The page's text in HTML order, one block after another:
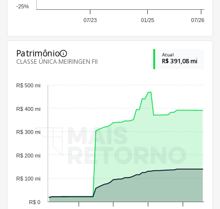
07/23 01/25 07/26
-25%
Patrimônio
CLASSE ÚNICA MEIRINGEN FII
Atual
R$ 391,08 mi
R$ 0
R$ 100 mi
R$ 200 mi
R$ 300 mi
R$ 400 mi
R$ 500 mi